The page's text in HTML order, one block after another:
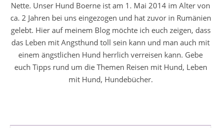
Nette. Unser Hund Boerne ist am 1. Mai 2014 im Alter von
ca. 2 Jahren bei uns eingezogen und hat zuvor in Rumänien
gelebt. Hier auf meinem Blog möchte ich euch zeigen, dass
das Leben mit Angsthund toll sein kann und man auch mit
einem ängstlichen Hund herrlich verreisen kann. Gebe
euch Tipps rund um die Themen Reisen mit Hund, Leben
mit Hund, Hundebücher.